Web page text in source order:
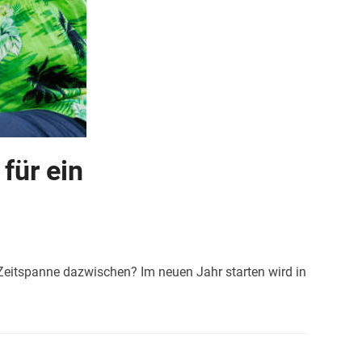
für ein
dazwischen? Im neuen Jahr starten wird in